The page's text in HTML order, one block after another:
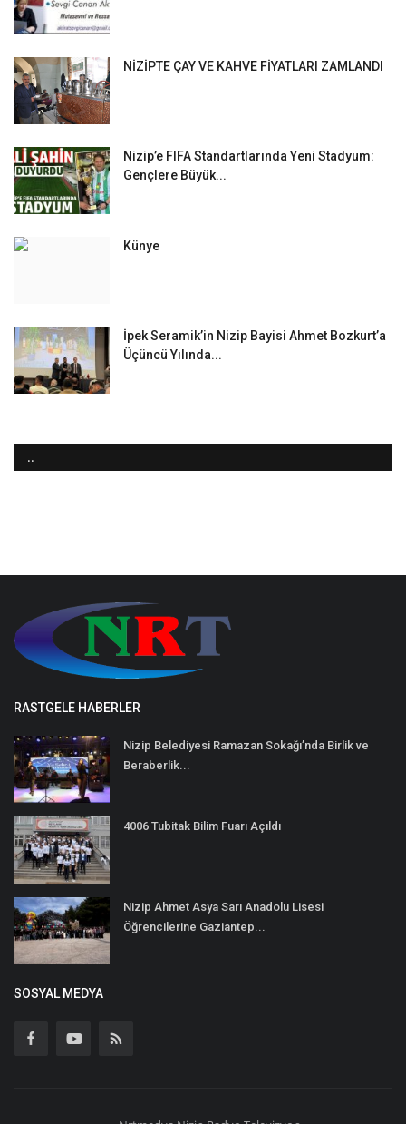
NİZİPTE ÇAY VE KAHVE FİYATLARI ZAMLANDI
Nizip’e FIFA Standartlarında Yeni Stadyum:
Gençlere Büyük...
Künye
İpek Seramik’in Nizip Bayisi Ahmet Bozkurt’a
Üçüncü Yılında...
..
RASTGELE HABERLER
Nizip Belediyesi Ramazan Sokağı’nda Birlik ve
Beraberlik...
4006 Tubitak Bilim Fuarı Açıldı
Nizip Ahmet Asya Sarı Anadolu Lisesi
Öğrencilerine Gaziantep...
SOSYAL MEDYA